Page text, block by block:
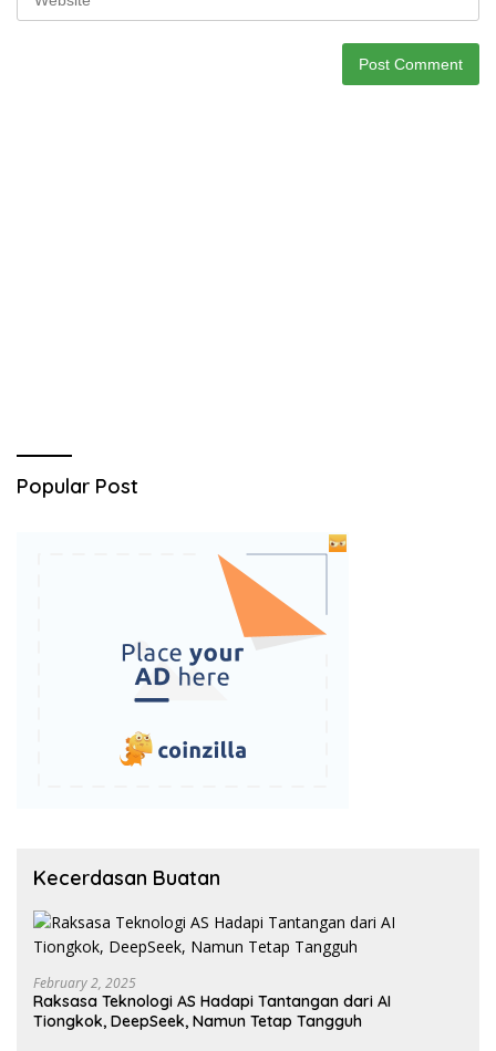
Popular Post
Kecerdasan Buatan
February 2, 2025
Raksasa Teknologi AS Hadapi Tantangan dari AI
Tiongkok, DeepSeek, Namun Tetap Tangguh